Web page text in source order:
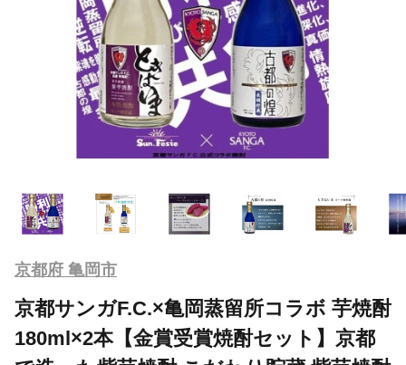
京都府 亀岡市
京都サンガF.C.×亀岡蒸留所コラボ 芋焼酎
180ml×2本【金賞受賞焼酎セット】京都